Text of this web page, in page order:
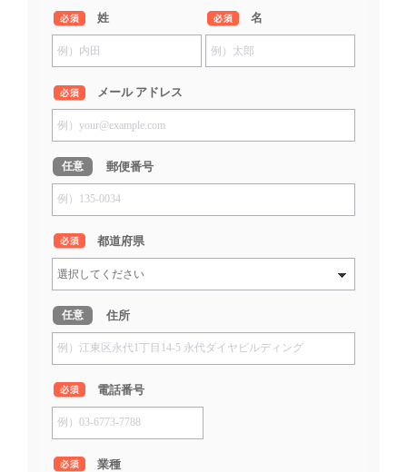
* 姓 * 名
* メール アドレス
任意 郵便番号
都道府県
任意 住所
電話番号
* 業種